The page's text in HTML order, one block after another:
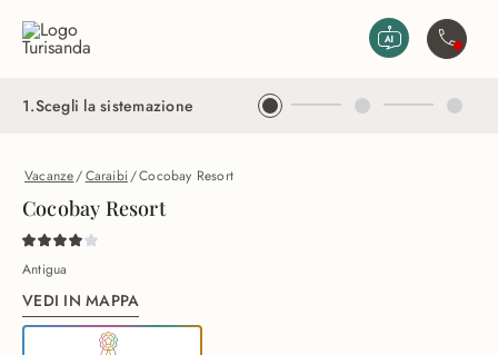
1.Scegli la sistemazione
Vacanze/Caraibi/Cocobay Resort
Cocobay Resort
Antigua
VEDI IN MAPPA